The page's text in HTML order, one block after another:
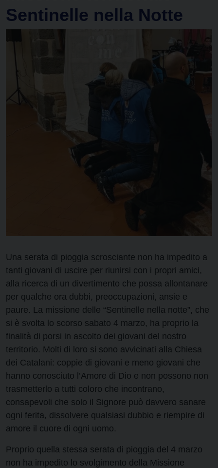
Sentinelle nella Notte
Una serata di pioggia scrosciante non ha impedito a
tanti giovani di uscire per riunirsi con i propri amici,
alla ricerca di un divertimento che possa allontanare
per qualche ora dubbi, preoccupazioni, ansie e
paure. La missione delle “Sentinelle nella notte”, che
si è svolta lo scorso sabato 4 marzo, ha proprio la
finalità di porsi in ascolto dei giovani del nostro
territorio. Molti di loro si sono avvicinati alla Chiesa
dei Catalani: coppie di giovani e meno giovani che
hanno conosciuto l’Amore di Dio e non possono non
trasmetterlo a tutti coloro che incontrano,
consapevoli che solo il Signore può davvero sanare
ogni ferita, dissolvere qualsiasi dubbio e riempire di
amore il cuore di ogni uomo.
Proprio quella stessa serata di pioggia del 4 marzo
non ha impedito lo svolgimento della Missione